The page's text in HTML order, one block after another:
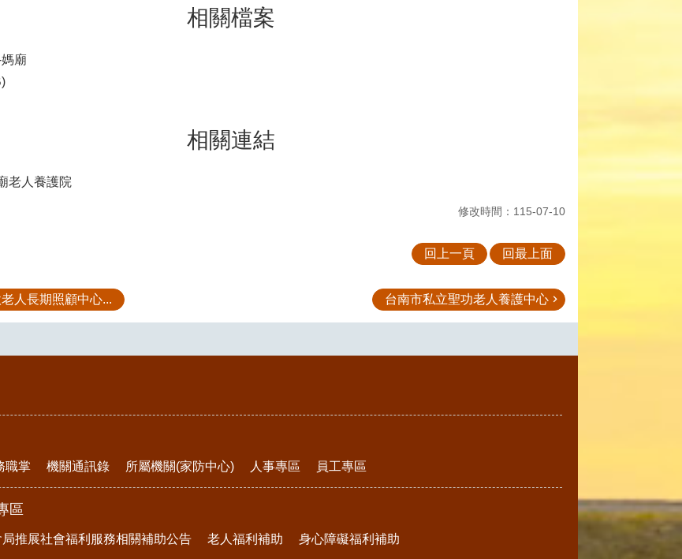
相關檔案
廟
相關連結
老人養護院
修改時間：115-07-10
回上一頁 回最上面
人長期照顧中心... 台南市私立聖功老人養護中心
職掌 機關通訊錄 所屬機關(家防中心) 人事專區 員工專區
區
推展社會福利服務相關補助公告 老人福利補助 身心障礙福利補助